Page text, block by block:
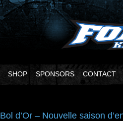
SHOP SPONSORS CONTACT
Bol d’Or – Nouvelle saison